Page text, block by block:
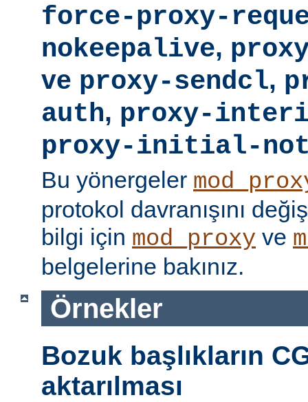
force-proxy-
nokeepalive,
ve proxy-sendcl,
auth, proxy-
proxy-initial-
Bu yönergeler
protokol davranışını
bilgi için mod_proxy ve
belgelerine bakınız.
Örnekler
Bozuk başlıkların
aktarılması